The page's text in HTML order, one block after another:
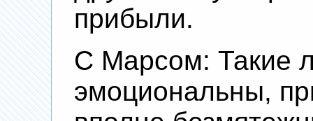
прибыли.
С Марсом: Такие
эмоциональны,